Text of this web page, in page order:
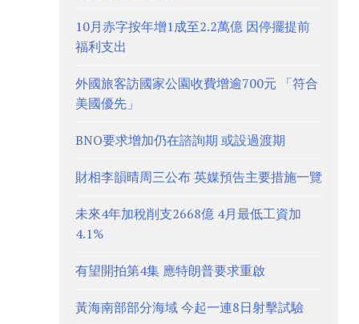
10月赤字按年增1成至2.2萬億 因停擺提前
福利支出
外國旅客訪國家公園收費增逾700元 「符合
美國優先」
BNO要求增加仍在諮詢期 或設過渡期
財相李韻晴周三公布 英媒預告主要措施一覽
未來4年加稅削支2668億 4月最低工資加
4.1%
有望開拍第4集 應特朗普要求重啟
黃海南部部分海域 今起一連8日射擊試驗